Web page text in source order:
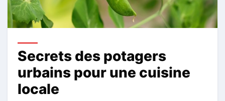
Secrets des potagers
urbains pour une cuisine
locale